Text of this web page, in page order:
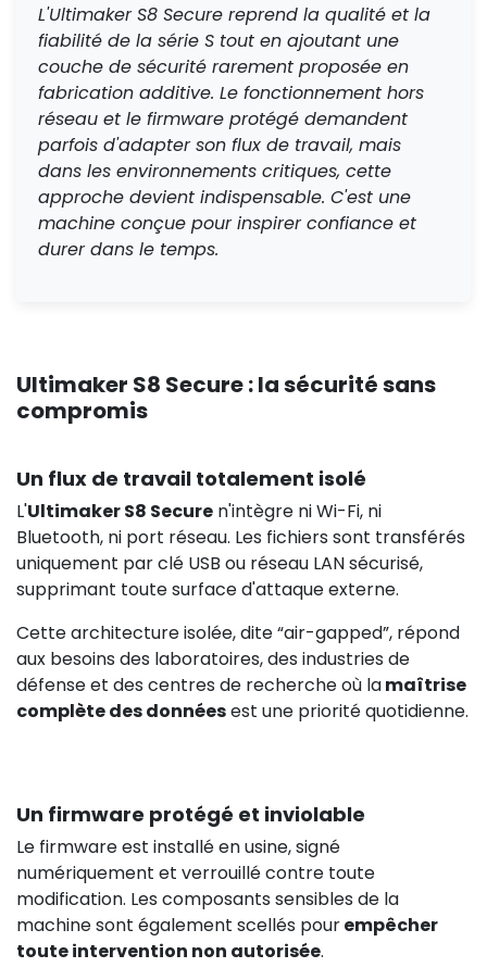
980,00 €
L'Ultimaker S8 Secure reprend la qualité et la
fiabilité de la série S tout en ajoutant une
couche de sécurité rarement proposée en
fabrication additive. Le fonctionnement hors
réseau et le firmware protégé demandent
parfois d'adapter son flux de travail, mais
dans les environnements critiques, cette
approche devient indispensable. C'est une
machine conçue pour inspirer confiance et
durer dans le temps.
Ultimaker S8 Secure : la sécurité sans
compromis
Un flux de travail totalement isolé
L'Ultimaker S8 Secure n'intègre ni Wi-Fi, ni
Bluetooth, ni port réseau. Les fichiers sont transférés
uniquement par clé USB ou réseau LAN sécurisé,
supprimant toute surface d'attaque externe.
Cette architecture isolée, dite “air-gapped”, répond
aux besoins des laboratoires, des industries de
défense et des centres de recherche où lamaîtrise
complète des donnéesest une priorité quotidienne.
Un firmware protégé et inviolable
Le firmware est installé en usine, signé
numériquement et verrouillé contre toute
modification. Les composants sensibles de la
machine sont également scellés pourempêcher
toute intervention non autorisée.